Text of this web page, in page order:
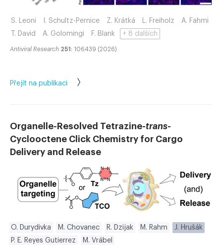
S. Leoni I. Schultz-Pernice Z. Krátká L. Freiholz
A. Fahmi
T. David
A. Golomingi F. Blank + 8 dalších
Antiviral Research 251 : 106439 (2026)
Přejít na publikaci
Organelle-Resolved Tetrazine-trans-
Cyclooctene Click Chemistry for Cargo
Delivery and Release
O. Durydivka M. Chovanec R. Dzijak M. Rahm
J. Hrušák
P. E. Reyes Gutierrez
M. Vrábel